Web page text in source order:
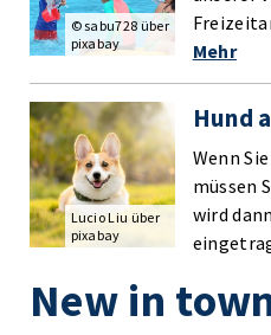
Mehr
© sabu728 über
pixabay
Hund
Wenn
müssen
wird
Lucio Liu über
pixabay
New in